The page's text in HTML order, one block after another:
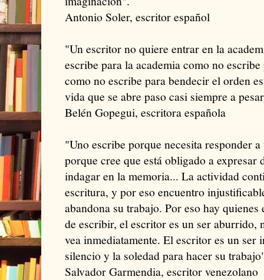
Antonio Soler, escritor español
"Un escritor no quiere entrar en la
escribe para la academia como no
como no escribe para bendecir el orden
vida que se abre paso casi siempre a
Belén Gopegui, escritora española
"Uno escribe porque necesita responder
porque cree que está obligado a expresar
indagar en la memoria... La actividad
escritura, y por eso encuentro
abandona su trabajo. Por eso hay
de escribir, el escritor es un ser aburrido,
vea inmediatamente. El escritor es un ser
silencio y la soledad para hacer su
Salvador Garmendia, escritor venezolano